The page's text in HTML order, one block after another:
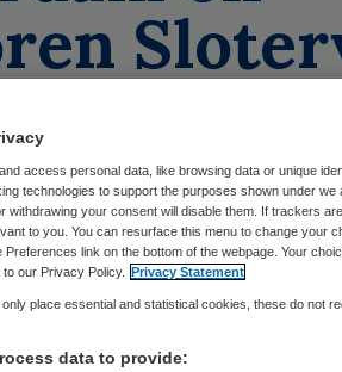
conflict
rechter
access personal data, like browsing data or unique
technologies to support the purposes shown under
withdrawing your consent will disable them. If trackers
to you. You can resurface this menu to change your
link on the bottom of the webpage. Your
our Privacy Policy. Privacy Statement
place essential and statistical cookies, these do not
data to provide: